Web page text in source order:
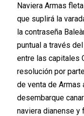
Naviera Armas
que suplirá la
la contraseña
puntual a través
entre las capitales
resolución por
de venta de Armas
desembarque
naviera dianense y